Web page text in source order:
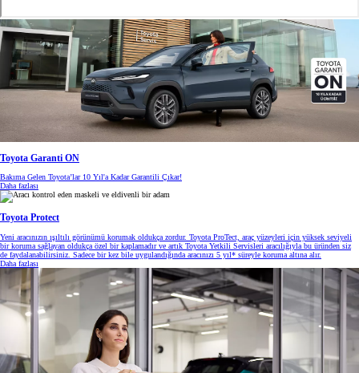
Toyota Garanti ON
Bakıma Gelen Toyota’lar 10 Yıl'a Kadar Garantili Çıkar!
Daha fazlası
Toyota Protect
Yeni aracınızın ışıltılı görünümü korumak oldukça zordur. Toyota ProTect, araç yüzeyleri için yüksek seviyeli
bir koruma sağlayan oldukça özel bir kaplamadır ve artık Toyota Yetkili Servisleri aracılığıyla bu üründen siz
de faydalanabilirsiniz. Sadece bir kez bile uygulandığında aracınızı 5 yıl* süreyle koruma altına alır.
Daha fazlası